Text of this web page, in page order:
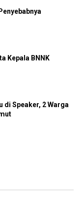
Kepala BNNK
di Speaker, 2 Warga